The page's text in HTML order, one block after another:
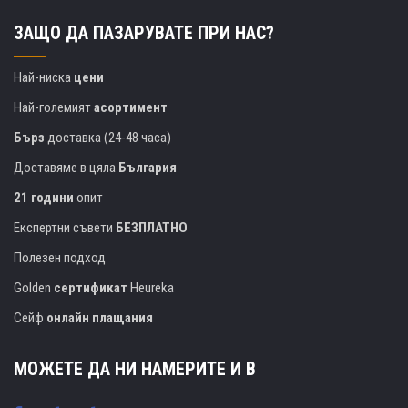
ЗАЩО ДА ПАЗАРУВАТЕ ПРИ НАС?
Най-ниска цени
Най-големиятасортимент
Бърз доставка (24-48 часа)
Доставяме в цяла България
21 години опит
Експертни съвети БЕЗПЛАТНО
Полезен подход
Golden сертификат Heureka
Сейф онлайн плащания
МОЖЕТЕ ДА НИ НАМЕРИТЕ И В